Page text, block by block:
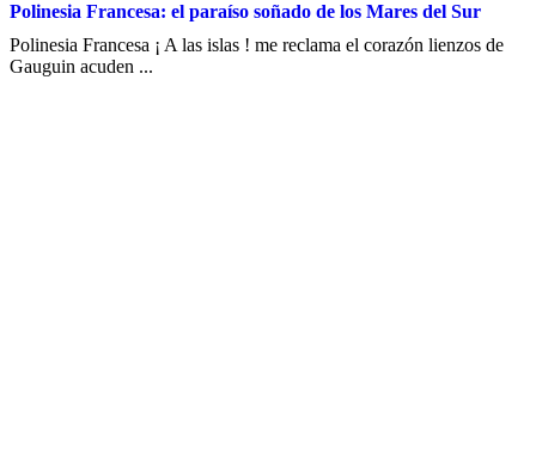
Polinesia Francesa: el paraíso soñado de los Mares del Sur
Polinesia Francesa ¡ A las islas ! me reclama el corazón lienzos de
Gauguin acuden ...